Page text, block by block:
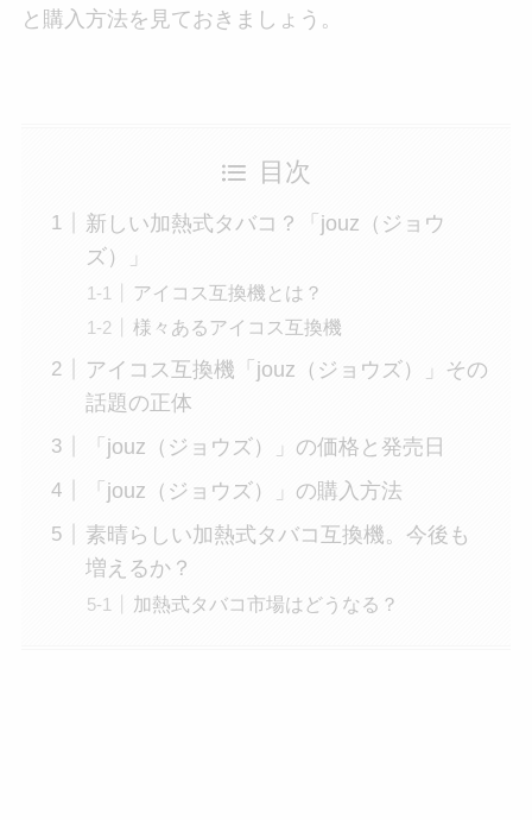
と購入方法を見ておきましょう。
目次
新しい加熱式タバコ？「jouz（ジョウ
ズ）」
アイコス互換機とは？
様々あるアイコス互換機
アイコス互換機「jouz（ジョウズ）」その
話題の正体
「jouz（ジョウズ）」の価格と発売日
「jouz（ジョウズ）」の購入方法
素晴らしい加熱式タバコ互換機。今後も
増えるか？
加熱式タバコ市場はどうなる？